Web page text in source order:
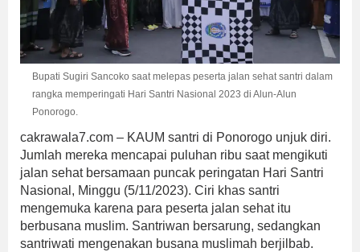
Bupati Sugiri Sancoko saat melepas peserta jalan sehat santri dalam
rangka memperingati Hari Santri Nasional 2023 di Alun-Alun
Ponorogo.
cakrawala7.com – KAUM santri di Ponorogo unjuk diri.
Jumlah mereka mencapai puluhan ribu saat mengikuti
jalan sehat bersamaan puncak peringatan Hari Santri
Nasional, Minggu (5/11/2023). Ciri khas santri
mengemuka karena para peserta jalan sehat itu
berbusana muslim. Santriwan bersarung, sedangkan
santriwati mengenakan busana muslimah berjilbab.